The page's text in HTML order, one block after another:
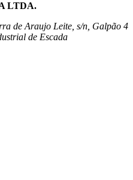
LTDA.
de Araujo Leite, s/n, Galpão 4
de Escada